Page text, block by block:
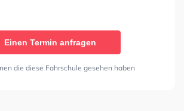
Einen Termin anfragen
die diese Fahrschule gesehen haben